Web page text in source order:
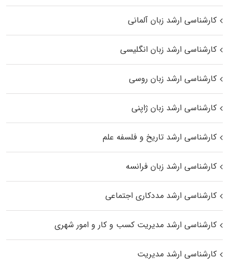
کارشناسی ارشد زبان آلمانی
کارشناسی ارشد زبان انگلیسی
کارشناسی ارشد زبان روسی
کارشناسی ارشد زبان ژاپنی
کارشناسی ارشد تاریخ و فلسفه علم
کارشناسی ارشد زبان فرانسه
کارشناسی ارشد مددکاری اجتماعی
کارشناسی ارشد مدیریت کسب و کار و امور شهری
کارشناسی ارشد مدیریت